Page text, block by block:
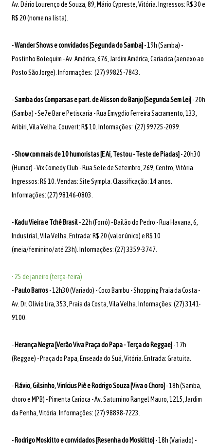
Av. Dário Lourenço de Souza, 89, Mário Cypreste, Vitória. Ingressos: R$ 30 e
R$ 20 (nome na lista).
-Wander Shows e convidados [Segunda do Samba] - 19h (Samba) -
Postinho Botequim - Av. América, 676, Jardim América, Cariacica (aenexo ao
Posto São Jorge). Informações: (27) 99825-7843.
-Samba dos Comparsas e part. de Alisson do Banjo [Segunda Sem Lei] - 20h
(Samba) - Se7e Bar e Petiscaria - Rua Emygdio Ferreira Sacramento, 133,
Aribiri, Vila Velha. Couvert: R$ 10. Informações: (27) 99725-2099.
-Show com mais de 10 humoristas [E Aí, Testou - Teste de Piadas] - 20h30
(Humor) - Vix Comedy Club - Rua Sete de Setembro, 269, Centro, Vitória.
Ingressos: R$ 10. Vendas: Site Sympla. Classificação: 14 anos.
Informações: (27) 98146-0803.
- Kadu Vieira e Tchê Brasil- 22h (Forró) - Bailão do Pedro - Rua Havana, 6,
Industrial, Vila Velha. Entrada: R$ 20 (valor único) e R$ 10
(meia/feminino/até 23h). Informações: (27) 3359-3747.
• 25 de janeiro (terça-feira)
- Paulo Barros- 12h30 (Variado) - Coco Bambu - Shopping Praia da Costa -
Av. Dr. Olivio Lira, 353, Praia da Costa, Vila Velha. Informações: (27) 3141-
9100.
- Herança Negra [Verão Viva Praça do Papa - Terça do Reggae] - 17h
(Reggae) - Praça do Papa, Enseada do Suá, Vitória. Entrada: Gratuita.
- Flávio, Gilsinho, Vinícius Piê e Rodrigo Souza [Viva o Choro] - 18h (Samba,
choro e MPB) - Pimenta Carioca - Av. Saturnino Rangel Mauro, 1215, Jardim
da Penha, Vitória. Informações: (27) 98898-7223.
- Rodrigo Moskitto e convidados [Resenha do Moskitto] - 18h (Variado) -